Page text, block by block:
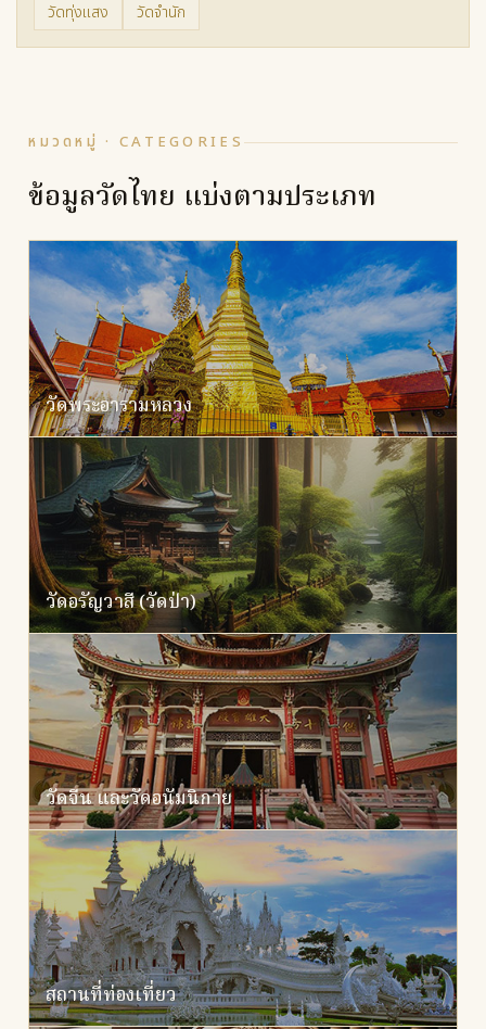
วัดทุ่งแสง
วัดจำนัก
หมวดหมู่ · CATEGORIES
ข้อมูลวัดไทย แบ่งตามประเภท
วัดพระอารามหลวง
วัดอรัญวาสี (วัดป่า)
วัดจีน และวัดอนัมนิกาย
สถานที่ท่องเที่ยว